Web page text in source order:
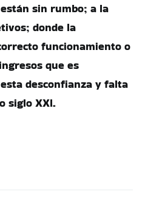
sin rumbo; a la
donde la
funcionamiento o
que es
desconfianza y falta
siglo XXI.